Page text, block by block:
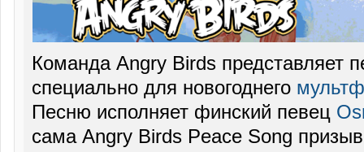
Команда Angry Birds представляет
специально для новогоднего
Песню исполняет финский певец
сама Angry Birds Peace Song